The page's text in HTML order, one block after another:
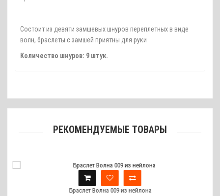
Состоит из девяти замшевых шнуров переплетных в виде
волн, браслеты с замшей приятны для руки
Количество шнуров: 9 штук.
РЕКОМЕНДУЕМЫЕ ТОВАРЫ
Браслет Волна 009 из нейлона